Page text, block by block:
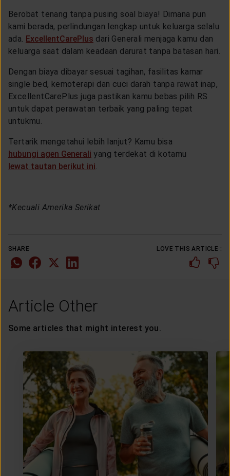
Berobat tenang tanpa pusing soal biaya! Dimana pun
kami berada, perlindungan lengkap untuk keluarga selalu
ada. ExcellentCarePlus dari Generali menjaga kamu dan
keluarga saat dalam keadaan darurat tanpa batasan hari.
Dengan biaya dibayar sesuai tagihan, fasilitas kamar
single bed, kemoterapi dan cuci darah tanpa rawat inap,
ExcellentCarePlus juga pastikan kamu bebas pilih RS
untuk dapat perawatan terbaik yang paling tepat
untukmu.
Tertarik mengetahui lebih lanjut? Kamu bisa
hubungi agen Generali yang terdekat di kotamu
lewat tautan berikut ini
*Kecuali Amerika Serikat
SHARE LOVE THIS ARTICLE :
Article Other
Some articles that might interest you.